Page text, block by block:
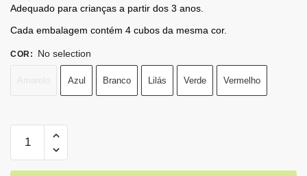
Adequado para crianças a partir dos 3 anos.
Cada embalagem contém 4 cubos da mesma cor.
COR: No selection
Azul Branco Lilás Verde Vermelho